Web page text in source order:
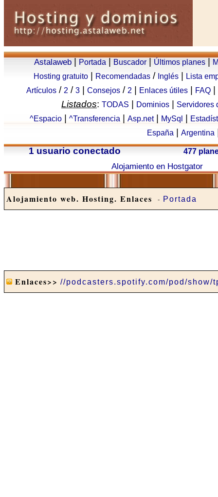
Astalaweb Portada Buscador Últimos planes
Hosting gratuito
Recomendadas / Inglés
Lista
Artículos / 2 / 3 Consejos / 2 Enlaces útiles FAQ
Listados: TODAS Dominios
Servidores
^Espacio
^Transferencia Asp.net| MySql
España
Argentina
1 usuario conectado
477
Alojamiento en Hostgator
Alojamiento web. Hosting. Enlaces - Portada
Enlaces>> //podcasters.spotify.com/pod/